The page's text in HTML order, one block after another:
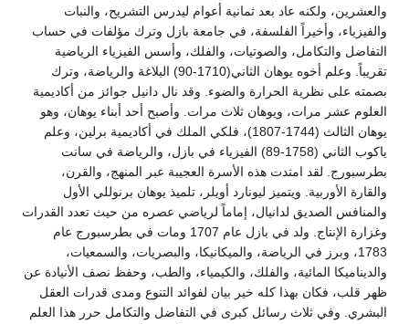
والعشرين، ولكنه عاد بعد ثمانية أعوام ليدرس التشريح، والنبات
والفيزياء، وأخيراً الفلسفة، في جامعة بازل وترك مؤلفات في حساب
التفاضل والتكامل، والصوتيات، والفلك، وأسس الفيزياء الرياضية
تقريباً. وعلم أخوه يوهان الثاني(1710-90) البلاغة والرياضة، وترك
بصمته على نظرية الحرارة والضوء. وقد نال دانيل جوائز من أكاديمية
العلوم عشر مرات، ويوهان ثلاث مرات. وأصبح أحد أبناء يوهان، وهو
يوهان الثالث (1744-1807)، فلكي الملك في أكاديمية برلين، وعلم
ياكوب الثاني (1758-89) الفيزياء في بازل، والرياضة في سانت
بطرسبورج. لقد امتدت هذه الأسرة العجيبة عبر المنهج، والقرن،
والقارة الأوربية. ويتميز ليونارد أويلر، تلميذ يوهان برنوللي الأول
والمنافس الصديق لدانيال، إماماً لرياضي عصره من حيث تعدد القدرات
وغزارة الإنتاج. ولد في بازل عام 1707 ومات في بطرسبورج عام
1783، وبرز في الرياضة، والميكانيكا، والبصريات، والسمعيات،
والديناميكا المائية، والفلك، والكيمياء، والطب، وحفظ نصف الأنيادة عن
ظهر قلب، فكان بهذا كله خير بيان لفوائد التنوع ومدى قدرات العقل
البشري. وفي ثلاث رسائل كبرى في التفاضل والتكامل حرر هذا العلم